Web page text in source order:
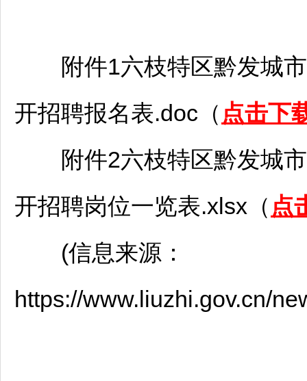
附件1六枝特区黔发城
开招聘报名表.doc（ 点击下
附件2六枝特区黔发城
开招聘岗位一览表.xlsx（ 点
(信息来源：
https://www.liuzhi.gov.cn/